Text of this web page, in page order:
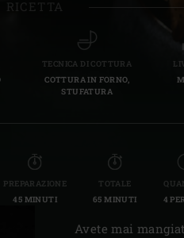
Slovenia |
Spain | España
Sweden | Sverige
Switzerland
Switzerland |
RICETTA
TECNICA DI COTTURA
COTTURA IN FORNO,
STUFATURA
PREPARAZIONE
45 MINUTI
TOTALE
65 MINUTI
4
Avete mai